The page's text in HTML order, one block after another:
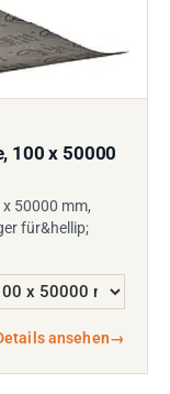
100 x 50000
50000 mm,
für&hellip;
ansehen→